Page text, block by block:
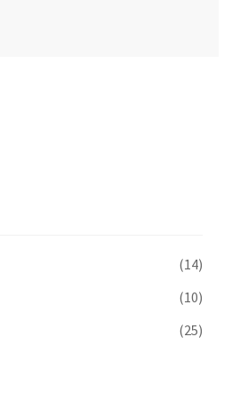
(14)
(10)
(25)